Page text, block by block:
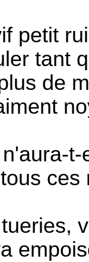
petit
tant
de